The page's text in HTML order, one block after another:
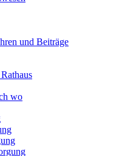
und Beiträge
wo